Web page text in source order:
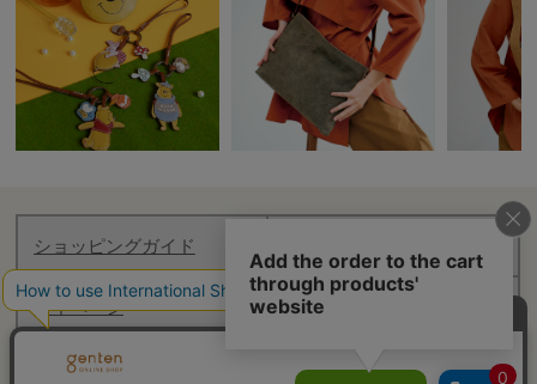
ショッピングガイド
マイページ ログアウト